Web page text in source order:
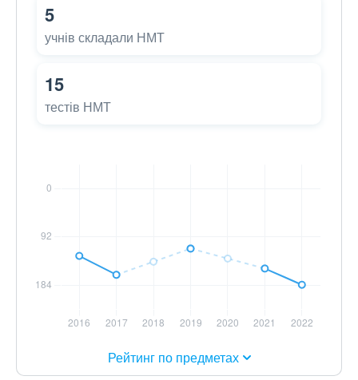
5
учнів складали НМТ
15
тестів НМТ
Рейтинг по предметах